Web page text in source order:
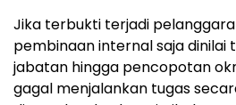
Jika terbukti terjadi
pembinaan internal saja dinilai
jabatan hingga pencopotan
gagal menjalankan tugas